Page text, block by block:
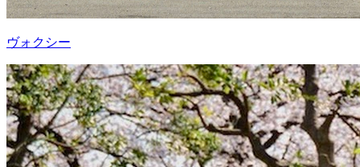
ヴォクシー